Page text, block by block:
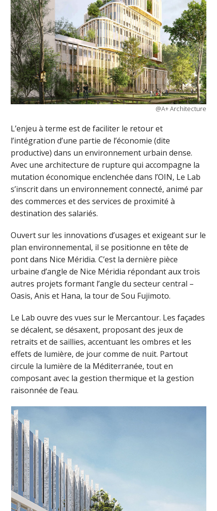
@A+ Architecture
L’enjeu à terme est de faciliter le retour et
l’intégration d’une partie de l’économie (dite
productive) dans un environnement urbain dense.
Avec une architecture de rupture qui accompagne la
mutation économique enclenchée dans l’OIN, Le Lab
s’inscrit dans un environnement connecté, animé par
des commerces et des services de proximité à
destination des salariés.
Ouvert sur les innovations d’usages et exigeant sur le
plan environnemental, il se positionne en tête de
pont dans Nice Méridia. C’est la dernière pièce
urbaine d’angle de Nice Méridia répondant aux trois
autres projets formant l’angle du secteur central –
Oasis, Anis et Hana, la tour de Sou Fujimoto.
Le Lab ouvre des vues sur le Mercantour. Les façades
se décalent, se désaxent, proposant des jeux de
retraits et de saillies, accentuant les ombres et les
effets de lumière, de jour comme de nuit. Partout
circule la lumière de la Méditerranée, tout en
composant avec la gestion thermique et la gestion
raisonnée de l’eau.